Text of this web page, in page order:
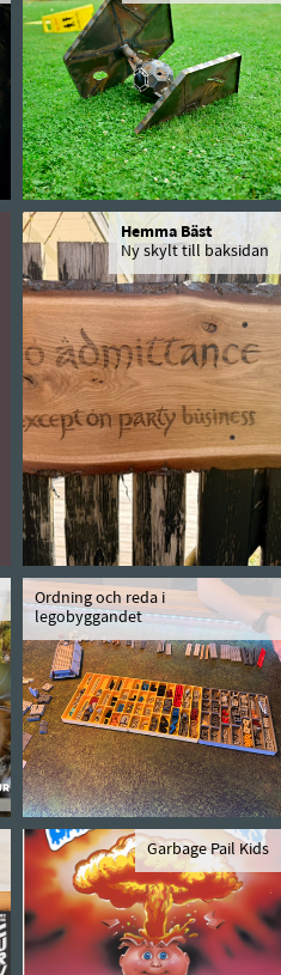
Hemma Bäst
Ny skylt till baksidan
Ordning och reda i
legobyggandet
Garbage Pail Kids